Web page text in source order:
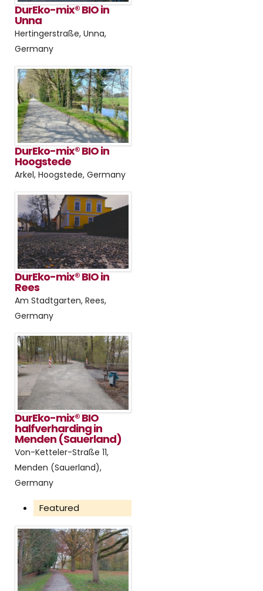
DurEko-mix® BIO in
Unna
Hertingerstraße, Unna,
Germany
DurEko-mix® BIO in
Hoogstede
Arkel, Hoogstede, Germany
DurEko-mix® BIO in
Rees
Am Stadtgarten, Rees,
Germany
DurEko-mix® BIO
halfverharding in
Menden (Sauerland)
Von-Ketteler-Straße 11,
Menden (Sauerland),
Germany
Featured